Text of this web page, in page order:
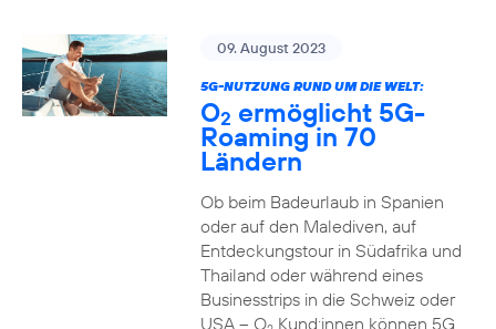
09. August 2023
5G-NUTZUNG RUND UM DIE WELT:
O2 ermöglicht 5G-
Roaming in 70
Ländern
Ob beim Badeurlaub in Spanien
oder auf den Malediven, auf
Entdeckungstour in Südafrika und
Thailand oder während eines
Businesstrips in die Schweiz oder
USA – O Kund:innen können 5G